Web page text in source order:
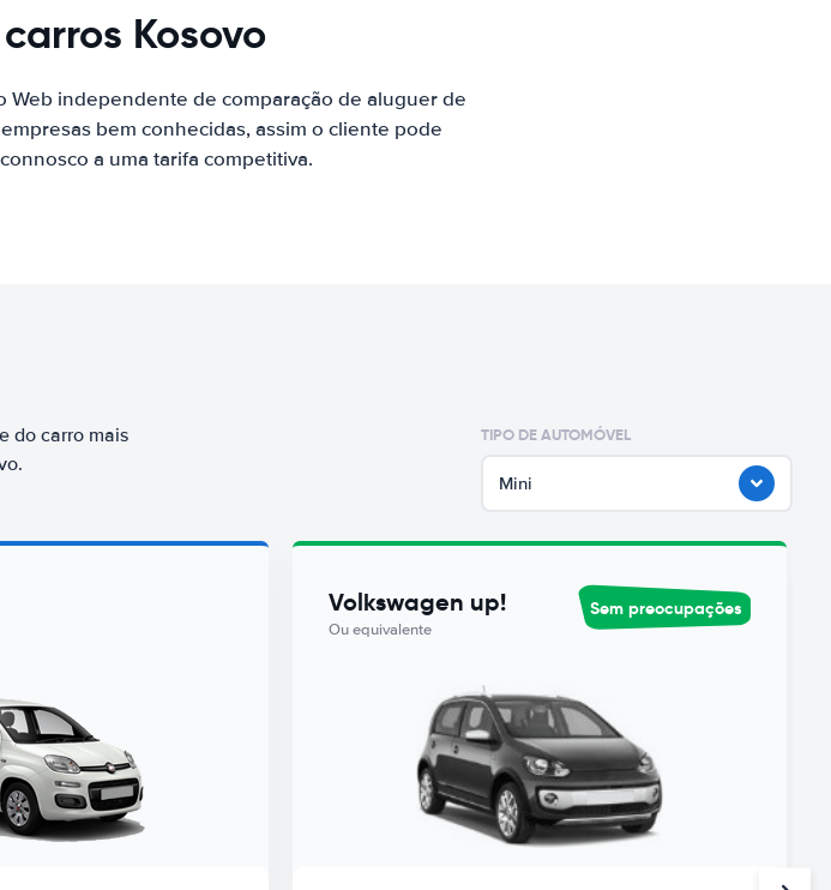
Kosovo
Web independente de comparação de aluguer de
bem conhecidas, assim o cliente pode
a uma tarifa competitiva.
do carro mais
TIPO DE AUTOMÓVEL
Mini
Volkswagen up!
Ou equivalente
Sem preocupações